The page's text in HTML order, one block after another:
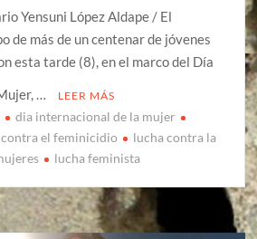
Yensuni López Aldape / El
de más de un centenar de jóvenes
esta tarde (8), en el marco del Día
…
LEER MÁS
dia internacional de la mujer
el feminicidio
lucha contra la
lucha feminista